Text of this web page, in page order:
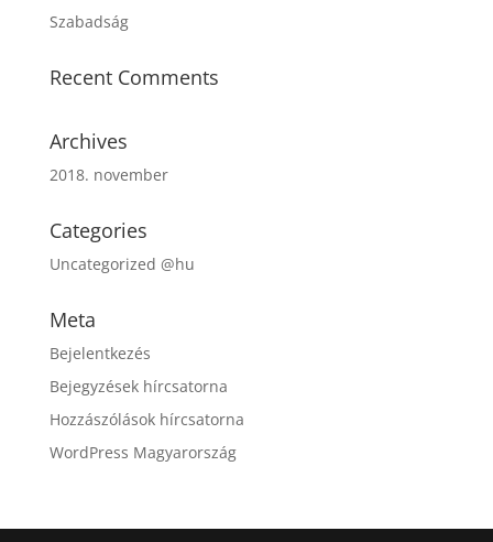
Szabadság
Recent Comments
Archives
2018. november
Categories
Uncategorized @hu
Meta
Bejelentkezés
Bejegyzések hírcsatorna
Hozzászólások hírcsatorna
WordPress Magyarország